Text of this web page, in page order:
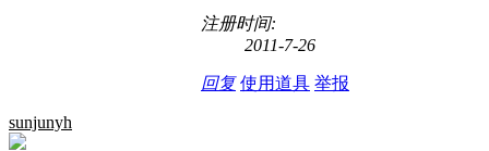
注册时间:
2011-7-26
回复 使用道具 举报
sunjunyh